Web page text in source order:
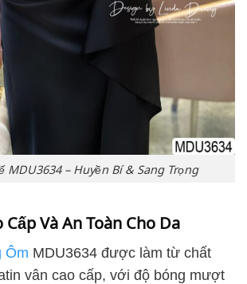
MDU3634 – Huyền Bí & Sang Trọng
Và An Toàn Cho Da
Ôm MDU3634 được làm từ chất
vân cao cấp, với độ bóng mượt